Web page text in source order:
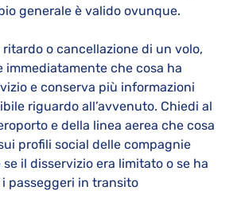
generale è valido ovunque.
o cancellazione di un volo,
immediatamente che cosa ha
e conserva più informazioni
riguardo all’avvenuto. Chiedi al
e della linea aerea che cosa
profili social delle compagnie
il disservizio era limitato o se ha
passeggeri in transito